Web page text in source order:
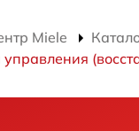
Miele